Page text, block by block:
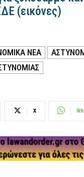
(εικόνες)
ΝΕΑ
X